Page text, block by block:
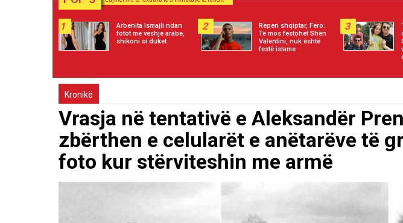
1
Arbenita Ismajli ndan
fotot me veshje arabe,
shikoni si duket
2
Reperi shqiptar, Fero:
Të mos festohet Shën
Valentini, nuk është
festë islame
3
Kronikë
Vrasja në tentativë e Aleksandër
zbërthen e celularët e anëtarëve të
foto kur stërviteshin me armë